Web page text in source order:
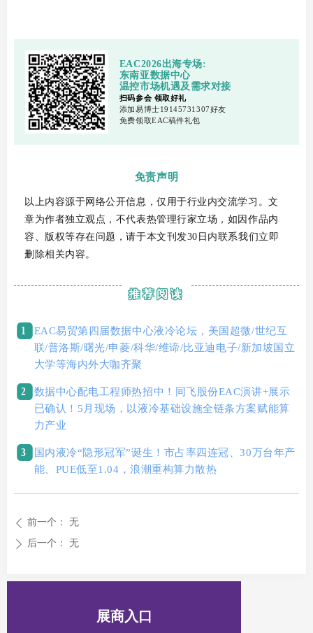
EAC2026出海专场:
东南亚数据中心
温控市场机遇及需求对接
扫码参会 领取好礼
添加易博士19145731307好友
免费领取EAC稿件礼包
免责声明
以上内容源于网络公开信息，仅用于行业内交流学习。文
章为作者独立观点，不代表热管理行家立场，如因作品内
容、版权等存在问题，请于本文刊发30日内联系我们立即
删除相关内容。
推荐阅读
1
EAC易贸第四届数据中心液冷论坛，美国超微/世纪互
联/普洛斯/曙光/申菱/科华/维谛/比亚迪电子/新加坡国立
大学等海内外大咖齐聚
2
数据中心配电工程师热招中！同飞股份EAC演讲+展示
已确认！5月现场，以液冷基础设施全链条方案赋能算
力产业
3
国内液冷“隐形冠军”诞生！市占率四连冠、30万台年产
能、PUE低至1.04，浪潮重构算力散热
ꄴ 前一个： 无
ꄲ 后一个： 无
展商入口